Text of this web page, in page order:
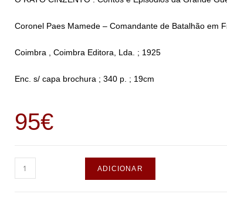
Coronel Paes Mamede – Comandante de Batalhão em
Coimbra , Coimbra Editora, Lda. ; 1925
Enc. s/ capa brochura ; 340 p. ; 19cm
95€
ADICIONAR